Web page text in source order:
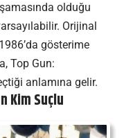
olduğu
Orijinal
gösterime
Top Gun:
anlamına gelir.
Kim Suçlu